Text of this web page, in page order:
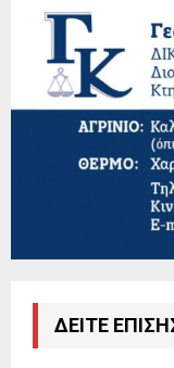
ΔΕΙΤΕ